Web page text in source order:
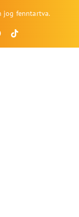
jog fenntartva.